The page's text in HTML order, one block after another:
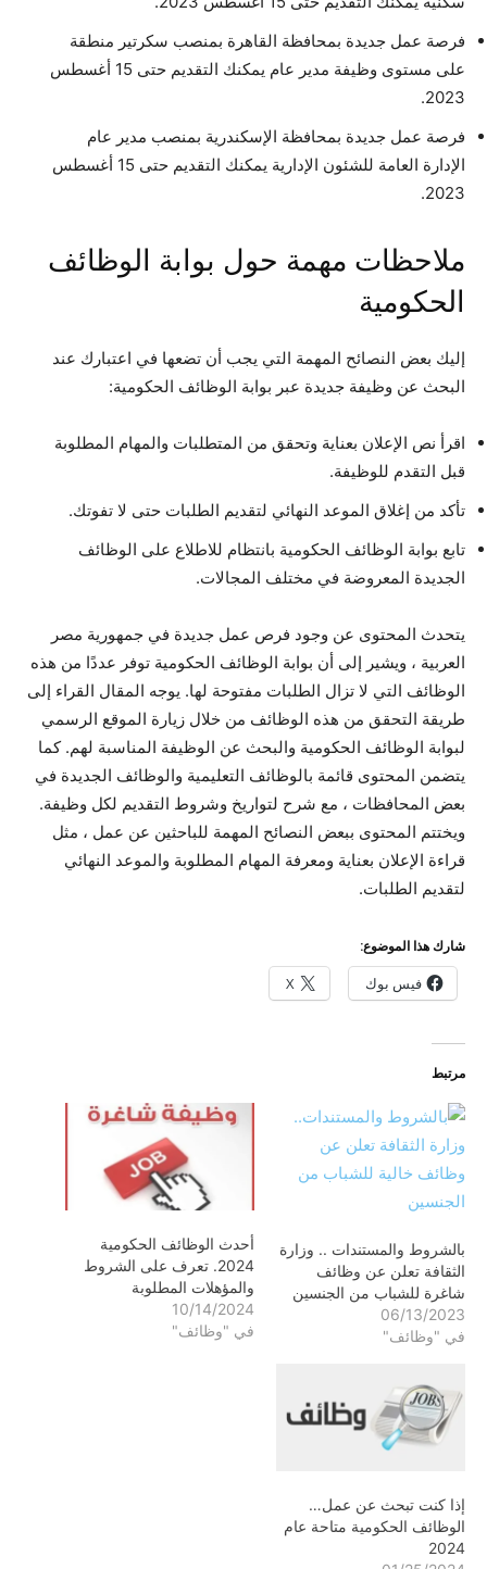
فرصة عمل جديدة بمحافظة القاهرة بمنصب سكرتير منطقة
على مستوى وظيفة مدير عام يمكنك التقديم حتى 15 أغسطس
2023.
فرصة عمل جديدة بمحافظة الإسكندرية بمنصب مدير عام
الإدارة العامة للشئون الإدارية يمكنك التقديم حتى 15 أغسطس
2023.
ملاحظات مهمة حول بوابة الوظائف
الحكومية
إليك بعض النصائح المهمة التي يجب أن تضعها في اعتبارك عند
البحث عن وظيفة جديدة عبر بوابة الوظائف الحكومية:
اقرأ نص الإعلان بعناية وتحقق من المتطلبات والمهام المطلوبة
قبل التقدم للوظيفة.
تأكد من إغلاق الموعد النهائي لتقديم الطلبات حتى لا تفوتك.
تابع بوابة الوظائف الحكومية بانتظام للاطلاع على الوظائف
الجديدة المعروضة في مختلف المجالات.
يتحدث المحتوى عن وجود فرص عمل جديدة في جمهورية مصر
العربية ، ويشير إلى أن بوابة الوظائف الحكومية توفر عددًا من هذه
الوظائف التي لا تزال الطلبات مفتوحة لها. يوجه المقال القراء إلى
طريقة التحقق من هذه الوظائف من خلال زيارة الموقع الرسمي
لبوابة الوظائف الحكومية والبحث عن الوظيفة المناسبة لهم. كما
يتضمن المحتوى قائمة بالوظائف التعليمية والوظائف الجديدة في
بعض المحافظات ، مع شرح لتواريخ وشروط التقديم لكل وظيفة.
ويختتم المحتوى ببعض النصائح المهمة للباحثين عن عمل ، مثل
قراءة الإعلان بعناية ومعرفة المهام المطلوبة والموعد النهائي
لتقديم الطلبات.
شارك هذا الموضوع:
فيس بوك X
مرتبط
بالشروط والمستندات .. وزارة
الثقافة تعلن عن وظائف
شاغرة للشباب من الجنسين
06/13/2023
في "وظائف"
أحدث الوظائف الحكومية
2024. تعرف على الشروط
والمؤهلات المطلوبة
10/14/2024
في "وظائف"
إذا كنت تبحث عن عمل…
الوظائف الحكومية متاحة عام
2024